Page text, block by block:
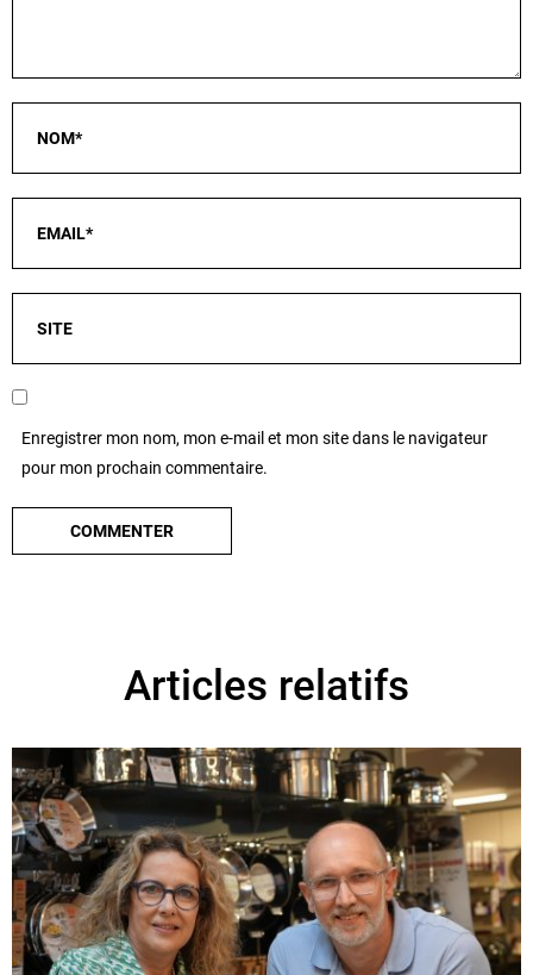
Enregistrer mon nom, mon e-mail et mon site dans le navigateur
pour mon prochain commentaire.
Articles relatifs